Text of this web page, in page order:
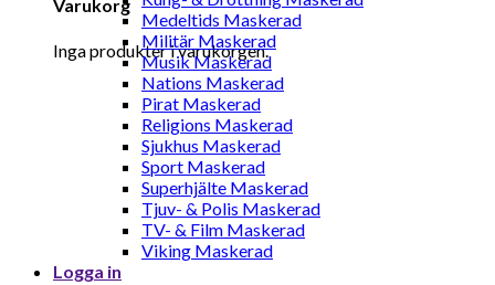
Varukorg
Inga produkter i varukorgen.
Medeltids Maskerad
Militär Maskerad
Musik Maskerad
Nations Maskerad
Pirat Maskerad
Religions Maskerad
Sjukhus Maskerad
Sport Maskerad
Superhjälte Maskerad
Tjuv- & Polis Maskerad
TV- & Film Maskerad
Viking Maskerad
Logga in